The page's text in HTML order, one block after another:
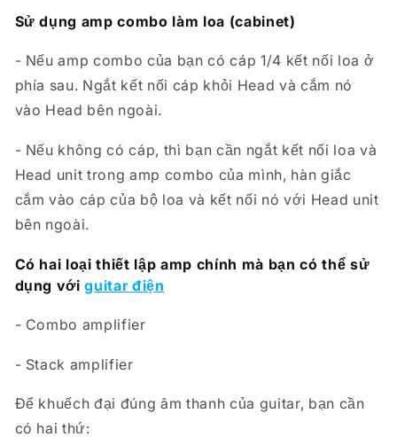
Sử dụng amp combo làm loa (cabinet)
- Nếu amp combo của bạn có cáp 1/4 kết nối loa ở
phía sau. Ngắt kết nối cáp khỏi Head và cắm nó
vào Head bên ngoài.
- Nếu không có cáp, thì bạn cần ngắt kết nối loa và
Head unit trong amp combo của mình, hàn giắc
cắm vào cáp của bộ loa và kết nối nó với Head unit
bên ngoài.
Có hai loại thiết lập amp chính mà bạn có thể sử
dụng vớiguitar điện
- Combo amplifier
- Stack amplifier
Để khuếch đại đúng âm thanh của guitar, bạn cần
có hai thứ: